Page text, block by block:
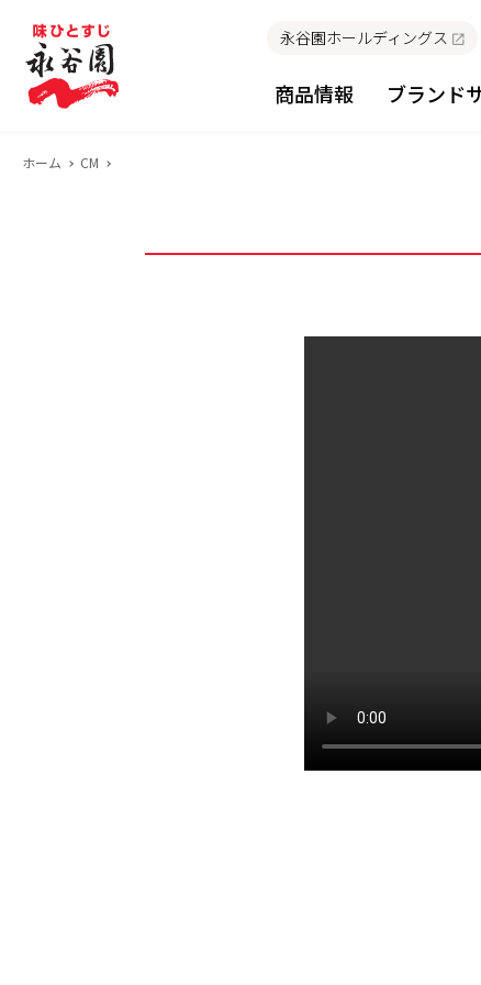
永谷園ホールディングス
商品情報 ブランド
ホーム CM